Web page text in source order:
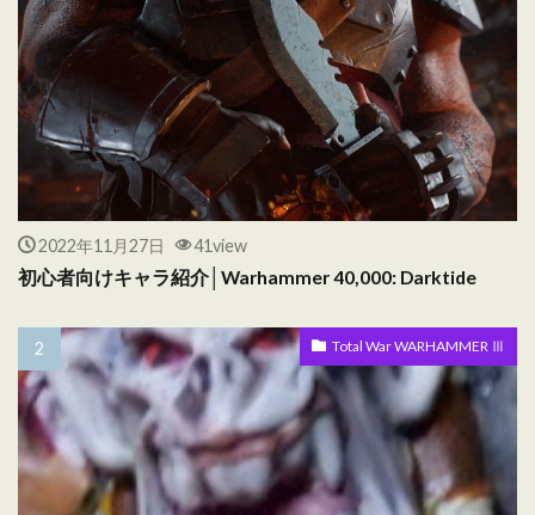
2022年11月27日 41view
初心者向けキャラ紹介│Warhammer 40,000: Darktide
Total War WARHAMMER Ⅲ